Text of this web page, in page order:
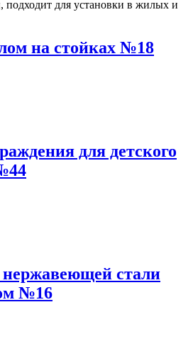
на стойках №18
для детского
стали
№16